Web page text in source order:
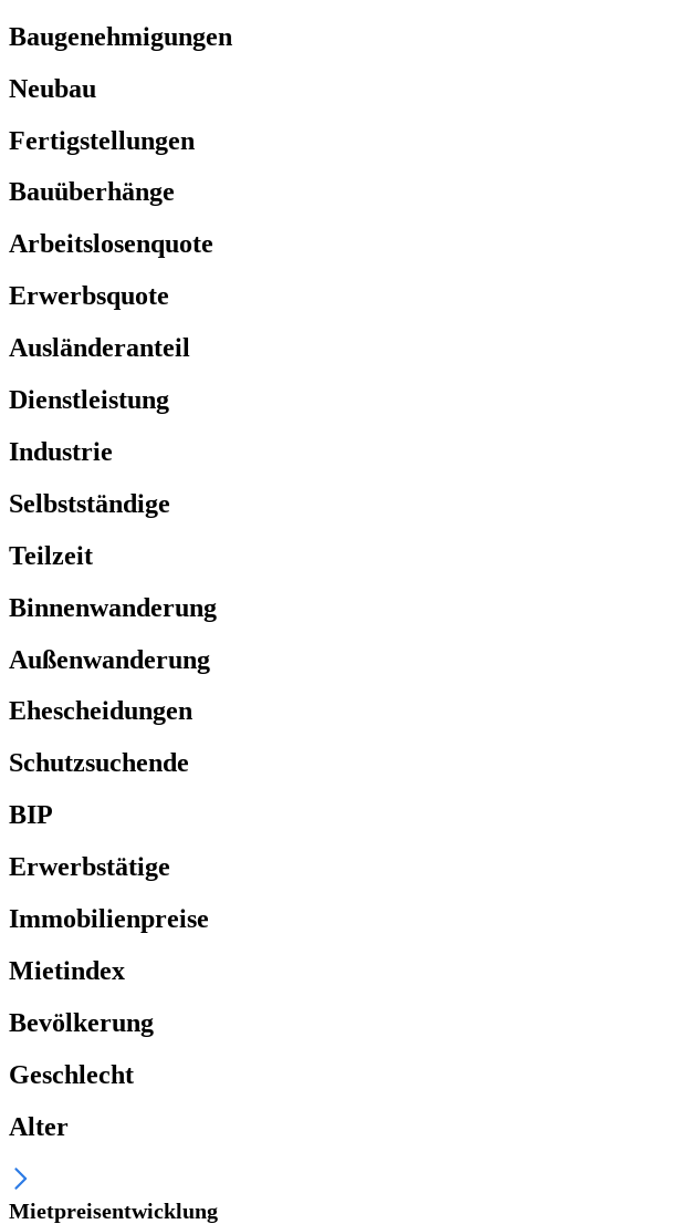
Baugenehmigungen
Neubau
Fertigstellungen
Bauüberhänge
Arbeitslosenquote
Erwerbsquote
Ausländeranteil
Dienstleistung
Industrie
Selbstständige
Teilzeit
Binnenwanderung
Außenwanderung
Ehescheidungen
Schutzsuchende
BIP
Erwerbstätige
Immobilienpreise
Mietindex
Bevölkerung
Geschlecht
Alter
Mietpreisentwicklung